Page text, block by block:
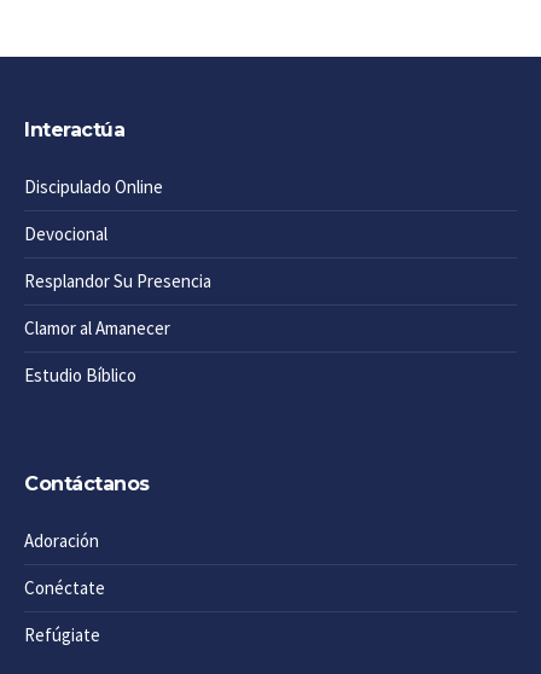
Interactúa
Discipulado Online
Devocional
Resplandor Su Presencia
Clamor al Amanecer
Estudio Bíblico
Contáctanos
Adoración
Conéctate
Refúgiate